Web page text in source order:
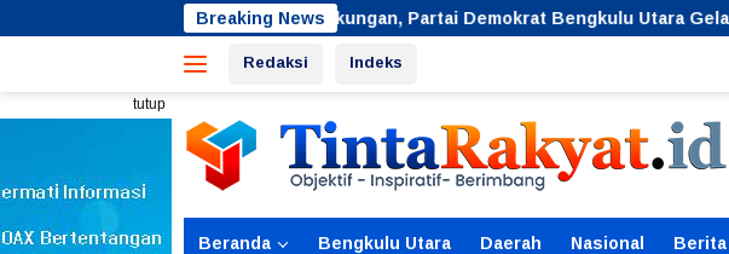
ke
Breaking News
Jaga Lingkungan, Partai Demokrat Bengkulu Utara Gelar Gerakan Langit Biru
Redaksi Indeks
tutup
Beranda Bengkulu Utara Daerah Nasional Berita